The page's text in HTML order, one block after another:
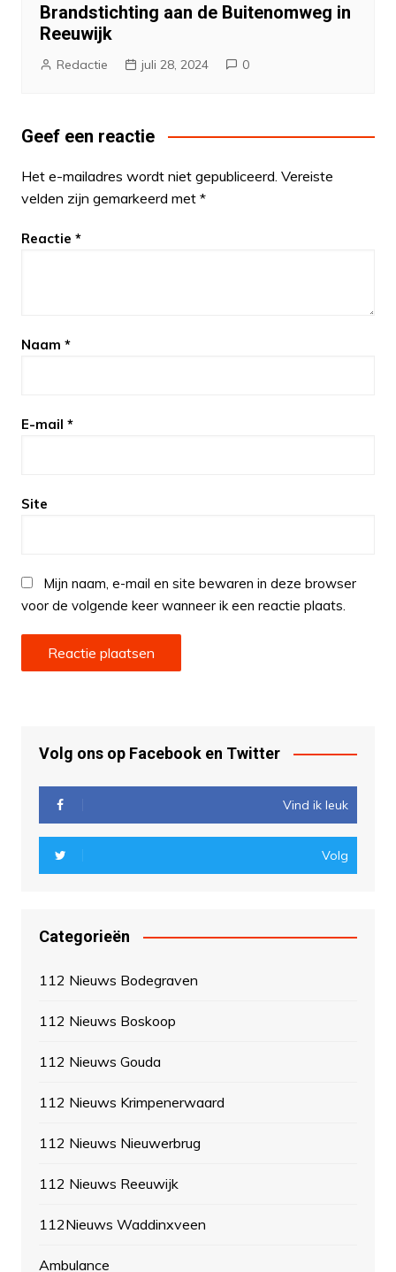
Brandstichting aan de Buitenomweg in
Reeuwijk
Redactie juli 28, 2024 0
Geef een reactie
Het e-mailadres wordt niet gepubliceerd. Vereiste
velden zijn gemarkeerd met *
Reactie *
Naam *
E-mail *
Site
Mijn naam, e-mail en site bewaren in deze browser
voor de volgende keer wanneer ik een reactie plaats.
Volg ons op Facebook en Twitter
Vind ik leuk
Volg
Categorieën
112 Nieuws Bodegraven
112 Nieuws Boskoop
112 Nieuws Gouda
112 Nieuws Krimpenerwaard
112 Nieuws Nieuwerbrug
112 Nieuws Reeuwijk
112Nieuws Waddinxveen
Ambulance